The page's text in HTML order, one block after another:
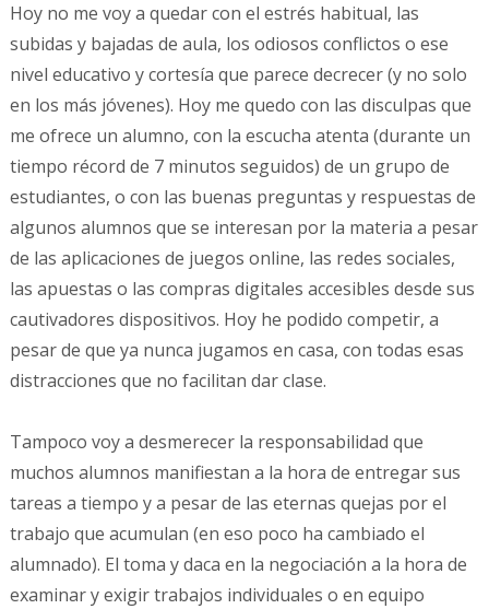
Hoy no me voy a quedar con el estrés habitual, las
subidas y bajadas de aula, los odiosos conflictos o ese
nivel educativo y cortesía que parece decrecer (y no solo
en los más jóvenes). Hoy me quedo con las disculpas que
me ofrece un alumno, con la escucha atenta (durante un
tiempo récord de 7 minutos seguidos) de un grupo de
estudiantes, o con las buenas preguntas y respuestas de
algunos alumnos que se interesan por la materia a pesar
de las aplicaciones de juegos online, las redes sociales,
las apuestas o las compras digitales accesibles desde sus
cautivadores dispositivos. Hoy he podido competir, a
pesar de que ya nunca jugamos en casa, con todas esas
distracciones que no facilitan dar clase.
Tampoco voy a desmerecer la responsabilidad que
muchos alumnos manifiestan a la hora de entregar sus
tareas a tiempo y a pesar de las eternas quejas por el
trabajo que acumulan (en eso poco ha cambiado el
alumnado). El toma y daca en la negociación a la hora de
examinar y exigir trabajos individuales o en equipo